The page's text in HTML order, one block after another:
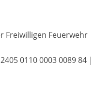
Freiwilligen Feuerwehr
0110 0003 0089 84 |